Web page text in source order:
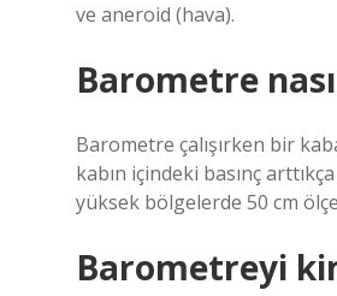
ve aneroid (hava).
Barometre
Barometre çalışırken bir
kabın içindeki basınç
yüksek bölgelerde 50 cm
Barometreyi